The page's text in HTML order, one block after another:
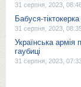
31 серпня, 2023,
Бабуся-
31 серпня, 2023,
Українська армія
гаубиці
31 серпня, 2023,